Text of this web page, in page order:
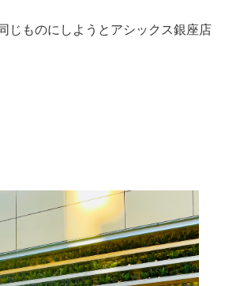
じものにしようとアシックス銀座店